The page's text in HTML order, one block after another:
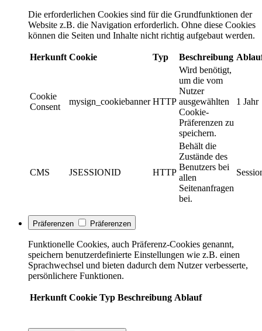
Die erforderlichen Cookies sind für die Grundfunktionen der
Website z.B. die Navigation erforderlich. Ohne diese Cookies
können die Seiten und Inhalte nicht richtig aufgebaut werden.
Herkunft Cookie Typ Beschreibung
Cookie
Consent
mysign_cookiebanner HTTP
Wird benötigt,
um die vom
Nutzer
ausgewählten
Cookie-
Präferenzen zu
speichern.
1 Jahr
CMS JSESSIONID HTTP
Behält die
Zustände des
Benutzers bei
allen
Seitenanfragen
bei.
Präferenzen Präferenzen
Funktionelle Cookies, auch Präferenz-Cookies genannt,
speichern benutzerdefinierte Einstellungen wie z.B. einen
Sprachwechsel und bieten dadurch dem Nutzer verbesserte,
persönlichere Funktionen.
Herkunft Cookie Typ Beschreibung Ablauf